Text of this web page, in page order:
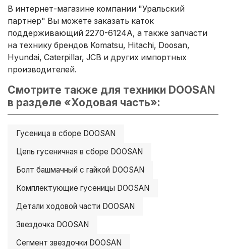
В интернет-магазине компании "Уральский
партнер" Вы можете заказать каток
поддерживающий 2270-6124A, а также запчасти
на технику брендов Komatsu, Hitachi, Doosan,
Hyundai, Caterpillar, JCB и других импортных
производителей.
Смотрите также для техники DOOSAN
в разделе «Ходовая часть»:
Гусеница в сборе DOOSAN
Цепь гусеничная в сборе DOOSAN
Болт башмачный с гайкой DOOSAN
Комплектующие гусеницы DOOSAN
Детали ходовой части DOOSAN
Звездочка DOOSAN
Сегмент звездочки DOOSAN